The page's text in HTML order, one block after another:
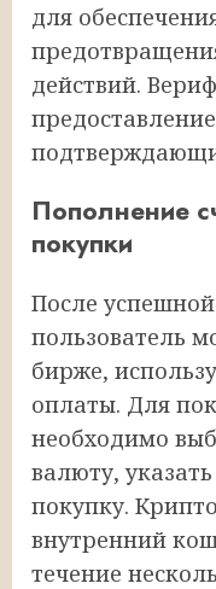
для
действий.
Пополнение
покупки
После
пользователь
бирже,
оплаты. Для
необходимо
валюту,
покупку.
внутренний
течение